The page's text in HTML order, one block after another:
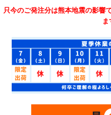
只今のご発注分は熊本地震の影響